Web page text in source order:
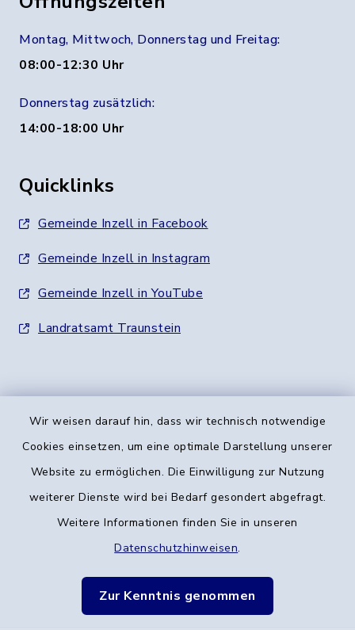
Wir weisen darauf hin, dass wir technisch notwendige
Cookies einsetzen, um eine optimale Darstellung unserer
Website zu ermöglichen. Die Einwilligung zur Nutzung
weiterer Dienste wird bei Bedarf gesondert abgefragt.
Weitere Informationen finden Sie in unseren
Datenschutzhinweisen.
Zur Kenntnis genommen
Montag, Mittwoch, Donnerstag und Freitag:
08:00-12:30 Uhr
Donnerstag zusätzlich:
14:00-18:00 Uhr
Quicklinks
Gemeinde Inzell in Facebook
Gemeinde Inzell in Instagram
Gemeinde Inzell in YouTube
Landratsamt Traunstein
Kontakt
Datenschutz
Impressum